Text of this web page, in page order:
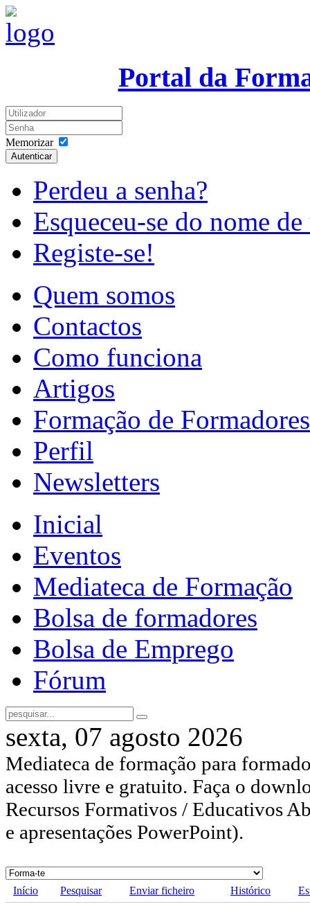
Portal da
Memorizar
Autenticar
Perdeu a senha?
Esqueceu-se do nome
Registe-se!
Quem somos
Contactos
Como funciona
Artigos
Formação de Formadores
Perfil
Newsletters
Inicial
Eventos
Mediateca de Formação
Bolsa de formadores
Bolsa de Emprego
Fórum
sexta, 07 agosto 2026
Mediateca de formação para
acesso livre e gratuito. Faça o
Recursos Formativos / Educativos
e apresentações PowerPoint).
Início Pesquisar Enviar ficheiro Histórico